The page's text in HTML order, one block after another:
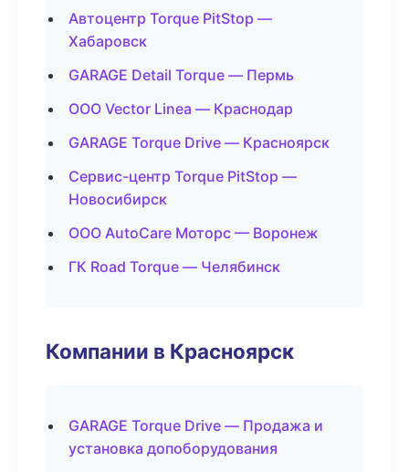
Автоцентр Torque PitStop —
Хабаровск
GARAGE Detail Torque — Пермь
ООО Vector Linea — Краснодар
GARAGE Torque Drive — Красноярск
Сервис-центр Torque PitStop —
Новосибирск
ООО AutoCare Моторс — Воронеж
ГК Road Torque — Челябинск
Компании в Красноярск
GARAGE Torque Drive — Продажа и
установка допоборудования